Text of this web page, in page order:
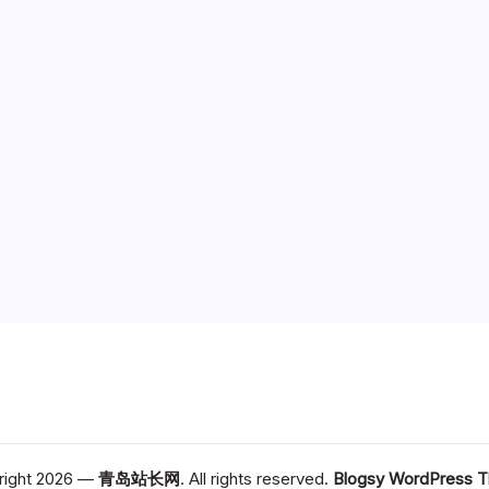
2026 — 青岛站长网. All rights reserved. Blogsy WordPress